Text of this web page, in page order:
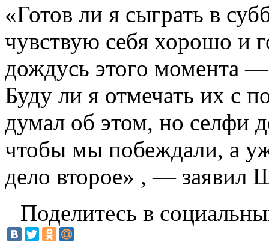
«Готов ли я сыграть в
чувствую себя хорошо и
дождусь этого момента —
Буду ли я отмечать их с
думал об этом, но селфи
чтобы мы побеждали, а
дело второе» , — заявил
Поделитесь в